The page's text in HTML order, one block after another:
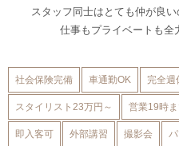
スタッフ同士はとても仲が良
仕事もプライベートも全
社会保険完備 車通勤OK 完全週
スタイリスト23万円～ 営業19時
即入客可 外部講習 撮影会